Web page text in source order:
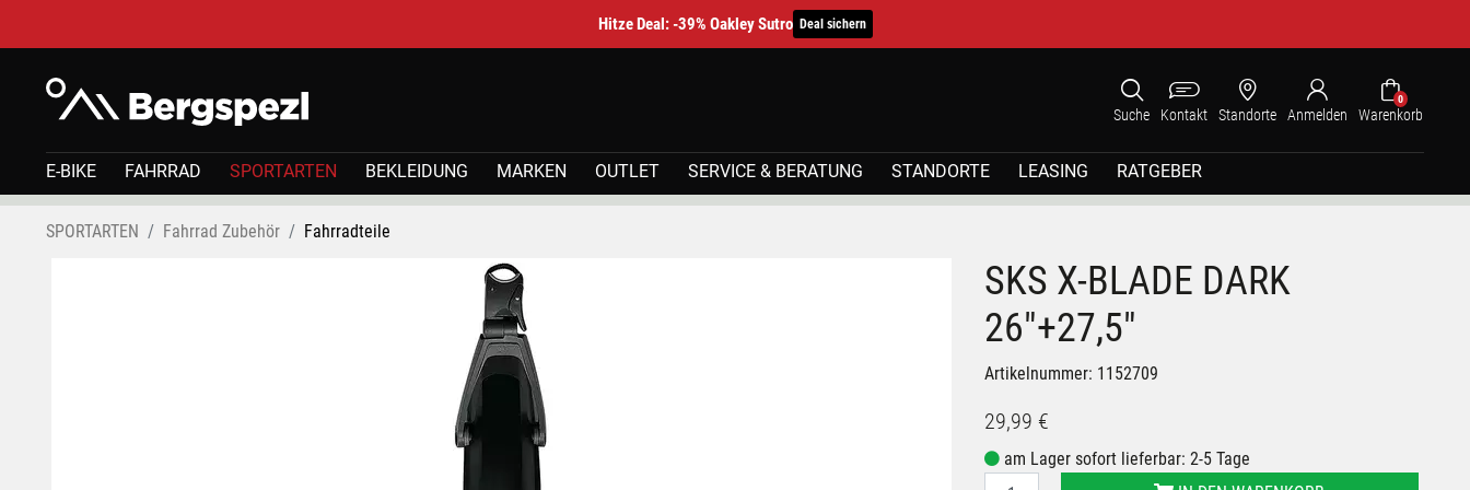
Hitze Deal: -39% Oakley Sutro Deal sichern
Suche Kontakt Standorte Anmelden
0
Warenkorb
E-BIKE FAHRRAD SPORTARTEN BEKLEIDUNG MARKEN OUTLET SERVICE & BERATUNG STANDORTE LEASING RATGEBER
SPORTARTEN Fahrrad Zubehör Fahrradteile
SKS X-BLADE DARK
26"+27,5"
Artikelnummer: 1152709
29,99 €
am Lager sofort lieferbar: 2-5 Tage